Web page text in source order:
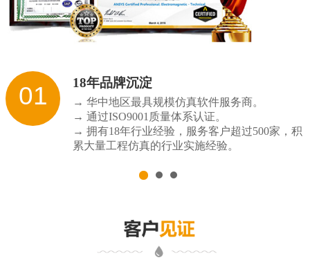
01 18年品牌沉淀
→ 华中地区最具规模仿真软件服务商。
→ 通过ISO9001质量体系认证。
→ 拥有18年行业经验，服务客户超过500家，积
累大量工程仿真的行业实施经验。